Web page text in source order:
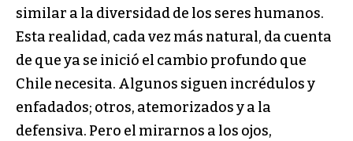
similar a la diversidad de los seres humanos.
Esta realidad, cada vez más natural, da cuenta
de que ya se inició el cambio profundo que
Chile necesita. Algunos siguen incrédulos y
enfadados; otros, atemorizados y a la
defensiva. Pero el mirarnos a los ojos,